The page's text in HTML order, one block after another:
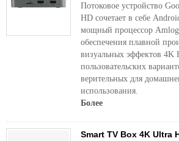
Потоковое устройство
HD сочетает в себе
мощный процессор
обеспечения плавной
визуальных эффектов 4K
пользовательских
верительных для
использования.
Более
Smart TV Box 4K Ultra